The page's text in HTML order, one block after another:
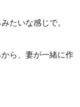
たいな感じで。
ら、妻が一緒に作